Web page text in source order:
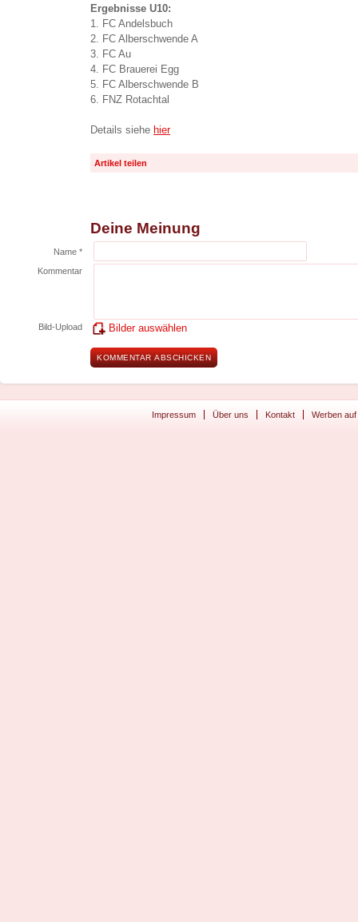
Ergebnisse U10:
1. FC Andelsbuch
2. FC Alberschwende A
3. FC Au
4. FC Brauerei Egg
5. FC Alberschwende B
6. FNZ Rotachtal
Details siehe hier
Artikel teilen
Deine Meinung
Name *
Kommentar
Bild-Upload Bilder auswählen
Impressum Über uns Kontakt Werben